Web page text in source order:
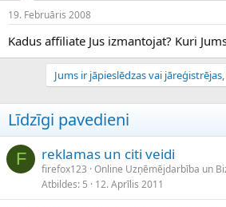
19. Februāris 2008
Kadus affiliate Jus izmantojat? Kuri
Jums ir jāpieslēdzas vai
Līdzīgi pavedieni
F reklamas un citi veidi
firefox123 Online Uzņēmējdarbība un
Atbildes 5 12. Aprīlis 2011